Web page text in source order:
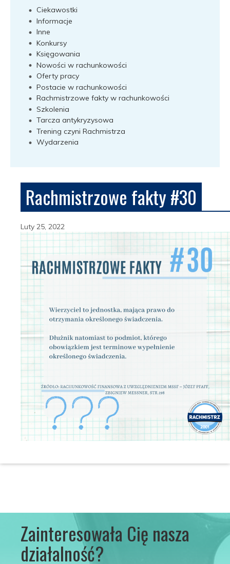
Ciekawostki
Informacje
Inne
Konkursy
Księgowania
Nowości w rachunkowości
Oferty pracy
Postacie w rachunkowości
Rachmistrzowe fakty w rachunkowości
Szkolenia
Tarcza antykryzysowa
Trening czyni Rachmistrza
Wydarzenia
Rachmistrzowe fakty #30
Luty 25, 2022
Zainteresowała Cię nasza
działalność?